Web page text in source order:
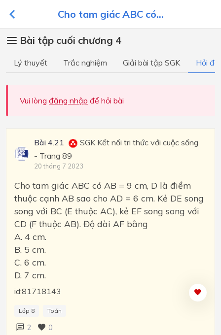
Cho tam giác ABC có...
Bài tập cuối chương 4
Lý thuyết Trắc nghiệm Giải bài tập SGK Hỏi
Vui lòng đăng nhập để hỏi bài
Bài 4.21
SGK Kết nối tri thức với cuộc sống
- Trang 89
20 tháng 7 2023
Cho tam giác ABC có AB = 9 cm, D là điểm
thuộc cạnh AB sao cho AD = 6 cm. Kẻ DE song
song với BC (E thuộc AC), kẻ EF song song với
CD (F thuộc AB). Độ dài AF bằng
A. 4 cm.
B. 5 cm.
C. 6 cm.
D. 7 cm.
id:81718143
Lớp 8 Toán
2 0